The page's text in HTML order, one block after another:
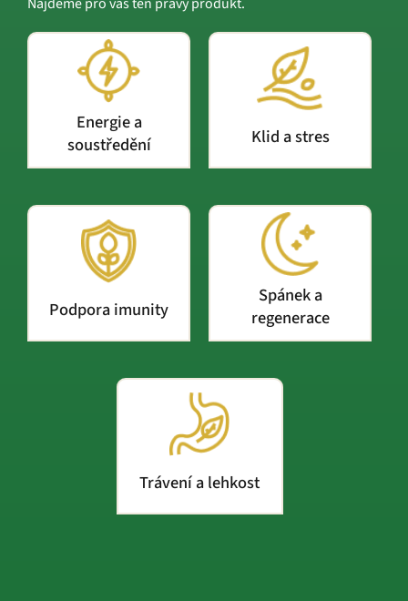
Energie a
soustředění
Klid a stres
Podpora imunity
Spánek a
regenerace
Trávení a lehkost